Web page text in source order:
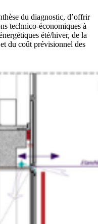
du diagnostic, d’offrir
technico-économiques à
été/hiver, de la
du coût prévisionnel des